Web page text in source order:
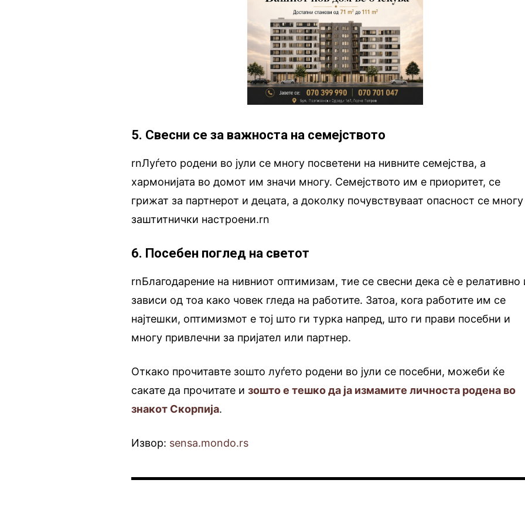
5. Свесни се за важноста на семејството
rnЛуѓето родени во јули се многу посветени на нивните семејства, а
хармонијата во домот им значи многу. Семејството им е приоритет, се
грижат за партнерот и децата, а доколку почувствуваат опасност се многу
заштитнички настроени.rn
6. Посебен поглед на светот
rnБлагодарение на нивниот оптимизам, тие се свесни дека сè е релативно
зависи од тоа како човек гледа на работите. Затоа, кога работите им се
најтешки, оптимизмот е тој што ги турка напред, што ги прави посебни и
многу привлечни за пријател или партнер.
Откако прочитавте зошто луѓето родени во јули се посебни, можеби ќе
сакате да прочитате изошто е тешко да ја измамите личноста родена во
знакот Скорпија.
Извор: sensa.mondo.rs